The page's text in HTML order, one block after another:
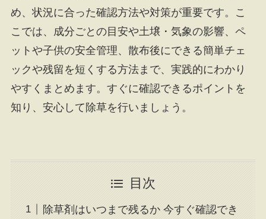
め、状況に合った確認方法や対策が重要です。こ
こでは、成分ごとの目安や土壌・気象の影響、ペ
ットや子供の安全管理、散布後にできる簡単チェ
ックや残留を短くする方法まで、実践的にわかり
やすくまとめます。すぐに確認できるポイントを
知り、安心して除草を行いましょう。
目次
除草剤はいつまで残るか 今すぐ確認でき